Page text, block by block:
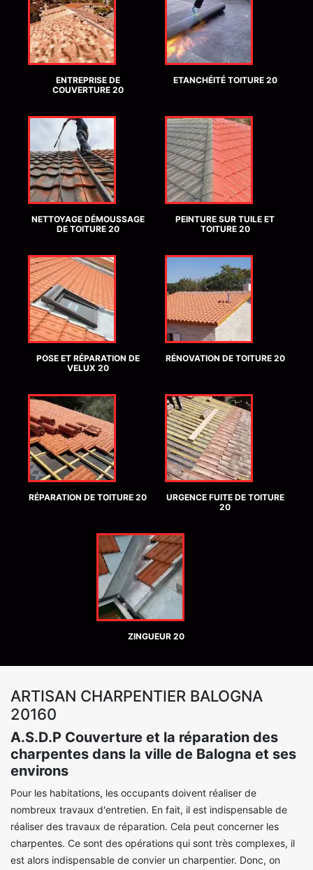
ENTREPRISE DE
COUVERTURE 20
ETANCHÉITÉ TOITURE 20
NETTOYAGE DÉMOUSSAGE
DE TOITURE 20
PEINTURE SUR TUILE ET
TOITURE 20
POSE ET RÉPARATION DE
VELUX 20
RÉNOVATION DE TOITURE 20
RÉPARATION DE TOITURE 20
URGENCE FUITE DE TOITURE
20
ZINGUEUR 20
ARTISAN CHARPENTIER BALOGNA
20160
A.S.D.P Couverture et la réparation des
charpentes dans la ville de Balogna et ses
environs
Pour les habitations, les occupants doivent réaliser de
nombreux travaux d'entretien. En fait, il est indispensable de
réaliser des travaux de réparation. Cela peut concerner les
charpentes. Ce sont des opérations qui sont très complexes, il
est alors indispensable de convier un charpentier. Donc, on